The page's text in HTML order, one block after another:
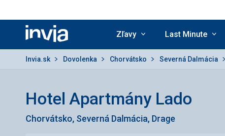
Invia.sk
Zľavy Last Minute
Invia.sk Dovolenka Chorvátsko Severná Dalmácia
Hotel Apartmány Lado
Chorvátsko, Severná Dalmácia, Drage